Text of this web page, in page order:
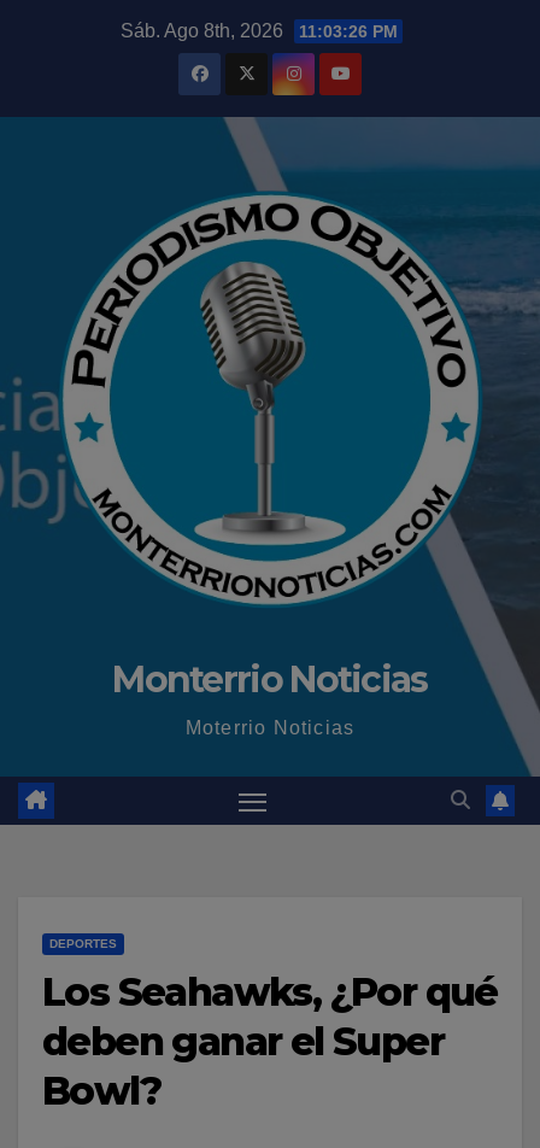
Sáb. Ago 8th, 2026 11:03:27 PM
Monterrio Noticias
Moterrio Noticias
DEPORTES
Los Seahawks, ¿Por qué
deben ganar el Super
Bowl?
modal-check